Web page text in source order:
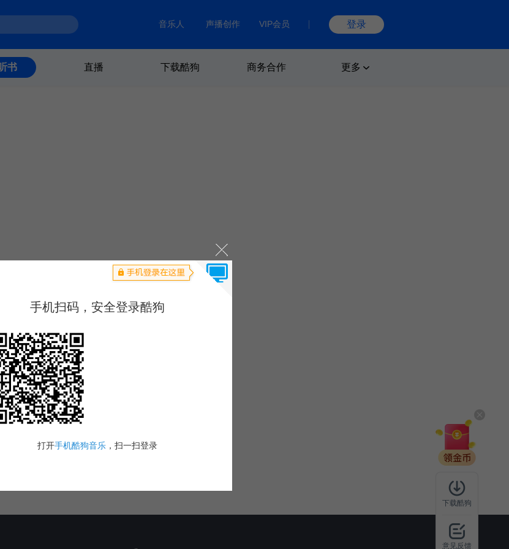
音乐人 声播创作 VIP会员 登录
书 直播 下载酷狗 商务合作 更多
下载酷狗
意见反馈